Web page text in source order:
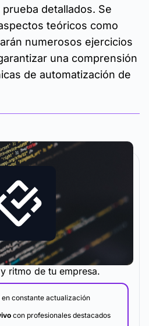
detallados. Se
teóricos como
numerosos ejercicios
una comprensión
de automatización de
de formación que
ritmo de tu empresa.
en constante actualización
con profesionales destacados